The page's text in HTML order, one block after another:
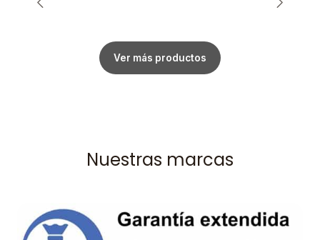
Ver más productos
Nuestras marcas